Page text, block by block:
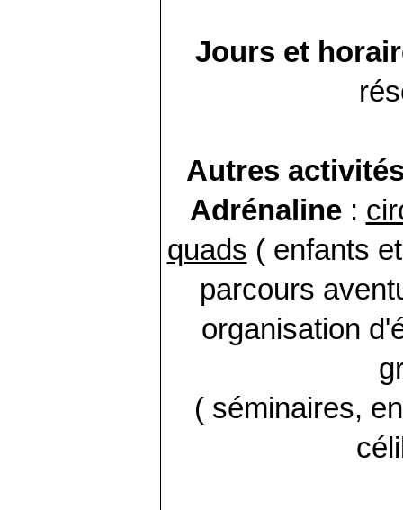
Jours et
Autres
Adrénaline:
quads ( enfants
parcours
organisation
( séminaires,